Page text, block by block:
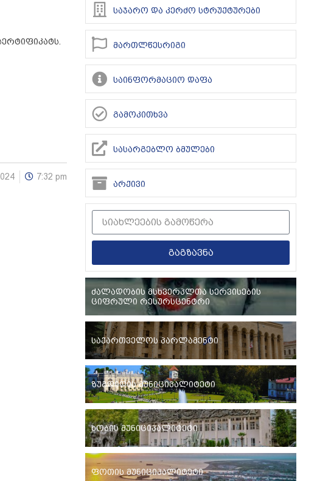
7:32 pm
საჯარო და კერძო სტრუქტურები
მართლწესრიგი
საინფორმაციო დაფა
გამოკითხვა
სასარგებლო ბმულები
არქივი
გაგზავნა
ძალადობის მსხვერპლთა სერვისების
ციფრული რესურსცენტრი
საქართველოს პარლამენტი
ზუგდიდის მუნიციპალიტეტი
ხობის მუნიციპალიტეტი
ფოთის მუნიციპალიტეტი